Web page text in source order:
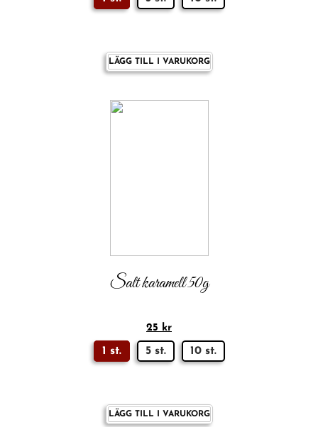
LÄGG TILL I VARUKORG
Salt karamell 50g
25 kr
1 st. 5 st. 10 st.
LÄGG TILL I VARUKORG